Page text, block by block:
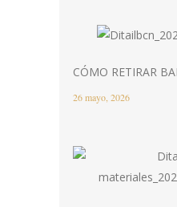
CÓMO RETIRAR
26 mayo, 2026